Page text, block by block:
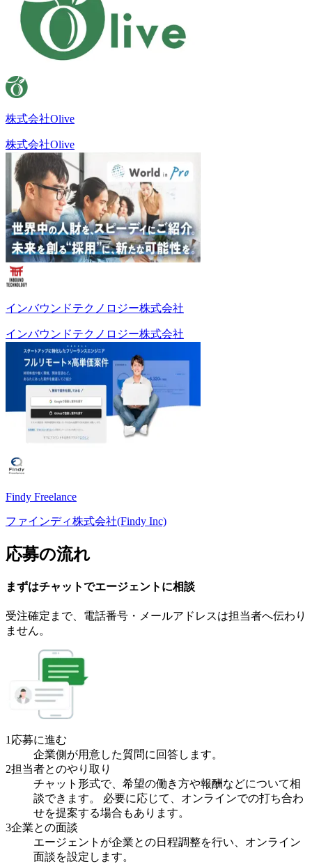
株式会社Olive
株式会社Olive
インバウンドテクノロジー株式会社
インバウンドテクノロジー株式会社
Findy Freelance
ファインディ株式会社(Findy Inc)
応募の流れ
まずはチャットでエージェント に相談
受注確定まで、 電話番号・メールアドレスは担当者へ伝わり
ません。
1 応募に進む
企業側が用意した質問に回答します。
2担当者とのやり取り
チャット形式で、希望の働き方や報酬などについて相
談できます。 必要に応じて、オンラインでの打ち合わ
せを提案する場合もあります。
3企業との面談
エージェントが企業との日程調整を行い、オンライン
面談を設定します。